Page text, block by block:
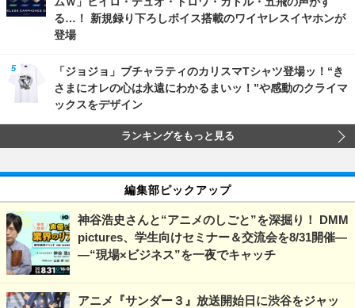
る…！ 新規録り下ろしボイス搭載のワイヤレスイヤホンが
登場
「ジョジョ」ブチャラティのカリスマTシャツ登場ッ！“き
さまにオレの心は永遠にわかるまいッ！”や感動のクライマ
ックスをデザイン
ランキングをもっと見る
編集部ピックアップ
神谷浩史さんと“アニメのしごと”を深掘り！ DMM
pictures、学生向けセミナー＆交流会を8/31開催―
―“現場×ビジネス”を一夜でキャッチ
アニメ『サンダー３』放送開始日に渋谷をジャッ